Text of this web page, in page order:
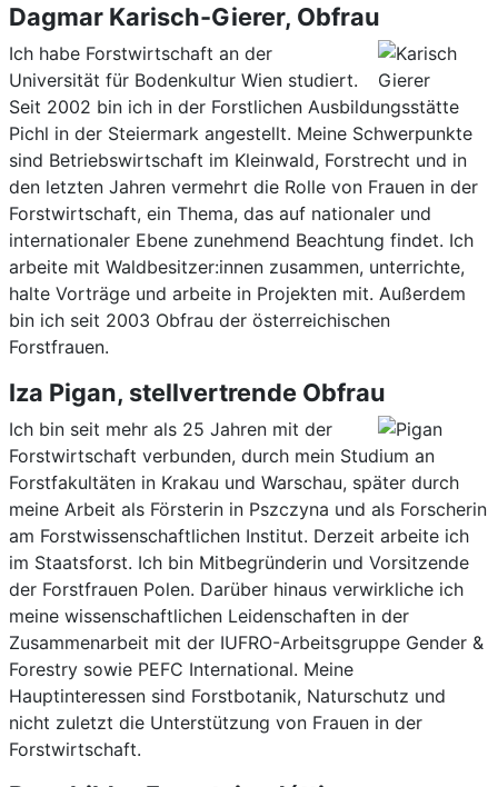
Dagmar Karisch-Gierer, Obfrau
Ich habe Forstwirtschaft an der
Universität für Bodenkultur Wien studiert.
Seit 2002 bin ich in der Forstlichen Ausbildungsstätte
Pichl in der Steiermark angestellt. Meine Schwerpunkte
sind Betriebswirtschaft im Kleinwald, Forstrecht und in
den letzten Jahren vermehrt die Rolle von Frauen in der
Forstwirtschaft, ein Thema, das auf nationaler und
internationaler Ebene zunehmend Beachtung findet. Ich
arbeite mit Waldbesitzer:innen zusammen, unterrichte,
halte Vorträge und arbeite in Projekten mit. Außerdem
bin ich seit 2003 Obfrau der österreichischen
Forstfrauen.
Iza Pigan, stellvertrende Obfrau
Ich bin seit mehr als 25 Jahren mit der
Forstwirtschaft verbunden, durch mein Studium an
Forstfakultäten in Krakau und Warschau, später durch
meine Arbeit als Försterin in Pszczyna und als Forscherin
am Forstwissenschaftlichen Institut. Derzeit arbeite ich
im Staatsforst. Ich bin Mitbegründerin und Vorsitzende
der Forstfrauen Polen. Darüber hinaus verwirkliche ich
meine wissenschaftlichen Leidenschaften in der
Zusammenarbeit mit der IUFRO-Arbeitsgruppe Gender &
Forestry sowie PEFC International. Meine
Hauptinteressen sind Forstbotanik, Naturschutz und
nicht zuletzt die Unterstützung von Frauen in der
Forstwirtschaft.